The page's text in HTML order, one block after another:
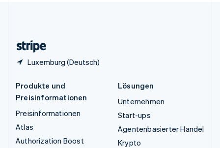
Luxemburg (Deutsch)
Produkte und
Preisinformationen
Preisinformationen
Atlas
Authorization Boost
Lösungen
Unternehmen
Start-ups
Agentenbasierter Handel
Krypto